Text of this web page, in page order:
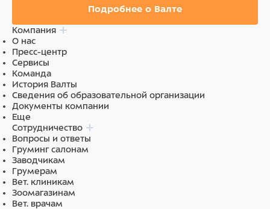
Подробнее о Валте
Компания
О нас
Пресс-центр
Сервисы
Команда
История Валты
Сведения об образовательной организации
Документы компании
Еще
Сотрудничество
Вопросы и ответы
Груминг салонам
Заводчикам
Грумерам
Вет. клиникам
Зоомагазинам
Вет. врачам